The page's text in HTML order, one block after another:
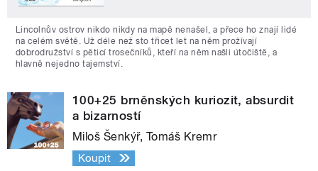
Lincolnův ostrov nikdo nikdy na mapě nenašel, a přece ho znají lidé
na celém světě. Už déle než sto třicet let na něm prožívají
dobrodružství s pěticí trosečníků, kteří na něm našli útočiště, a
hlavně nejedno tajemství.
100+25 brněnských kuriozit, absurdit
a bizarností
Miloš Šenkýř, Tomáš Kremr
Koupit